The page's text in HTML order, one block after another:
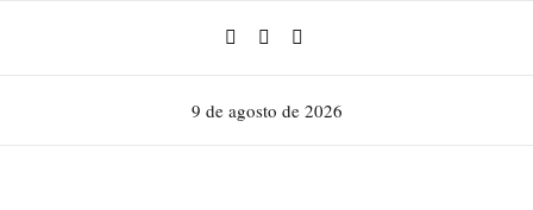
9 de agosto de 2026